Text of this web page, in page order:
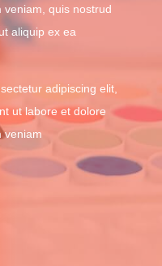
veniam, quis nostrud
aliquip ex ea
adipiscing elit,
ut labore et dolore
veniam